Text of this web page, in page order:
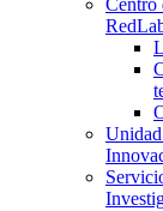
Centro